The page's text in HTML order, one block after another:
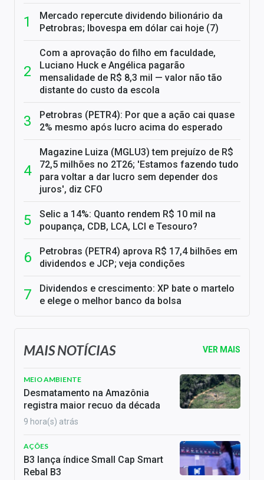
Mercado repercute dividendo bilionário da
Petrobras; Ibovespa em dólar cai hoje (7)
Com a aprovação do filho em faculdade,
Luciano Huck e Angélica pagarão
mensalidade de R$ 8,3 mil — valor não tão
distante do custo da escola
Petrobras (PETR4): Por que a ação cai quase
2% mesmo após lucro acima do esperado
Magazine Luiza (MGLU3) tem prejuízo de R$
72,5 milhões no 2T26; 'Estamos fazendo tudo
para voltar a dar lucro sem depender dos
juros', diz CFO
Selic a 14%: Quanto rendem R$ 10 mil na
poupança, CDB, LCA, LCI e Tesouro?
Petrobras (PETR4) aprova R$ 17,4 bilhões em
dividendos e JCP; veja condições
Dividendos e crescimento: XP bate o martelo
e elege o melhor banco da bolsa
MAIS NOTÍCIAS VER MAIS
MEIO AMBIENTE
Desmatamento na Amazônia
registra maior recuo da década
9 hora(s) atrás
AÇÕES
B3 lança índice Small Cap Smart
Rebal B3